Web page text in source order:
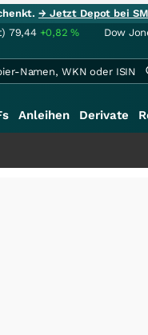
→ Jetzt Depot bei
79,44 +0,82% Dow
Anleihen Derivate